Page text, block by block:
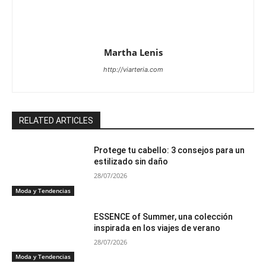
Martha Lenis
http://viarteria.com
RELATED ARTICLES
Moda y Tendencias
Protege tu cabello: 3 consejos para un
estilizado sin daño
28/07/2026
Moda y Tendencias
ESSENCE of Summer, una colección
inspirada en los viajes de verano
28/07/2026